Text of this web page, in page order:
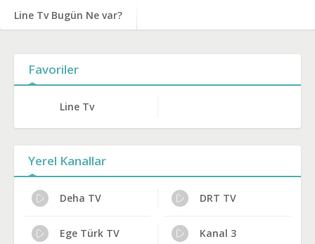
Line Tv Bugün Ne var?
Favoriler
Line Tv
Yerel Kanallar
Deha TV DRT TV
Ege Türk TV Kanal 3